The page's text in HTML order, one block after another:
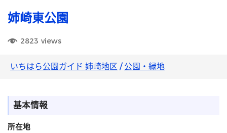
姉崎東公園
2823 views
いちはら公園ガイド 姉崎地区 /公園・緑地
基本情報
所在地